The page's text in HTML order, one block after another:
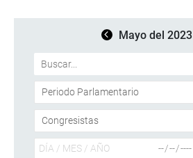
Mayo del 2023